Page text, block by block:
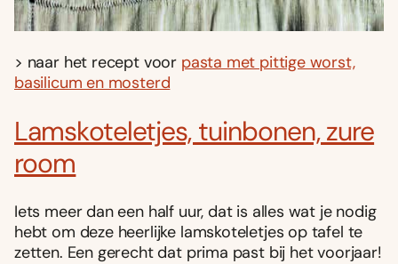
> naar het recept voor pasta met pittige worst,
basilicum en mosterd
Lamskoteletjes, tuinbonen, zure
room
Iets meer dan een half uur, dat is alles wat je nodig
hebt om deze heerlijke lamskoteletjes op tafel te
zetten. Een gerecht dat prima past bij het voorjaar!